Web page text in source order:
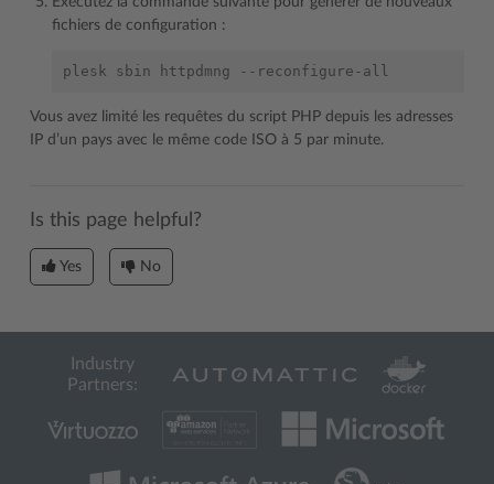
fichiers de configuration :
Vous avez limité les requêtes du script PHP depuis les adresses
IP d’un pays avec le même code ISO à 5 par minute.
Is this page helpful?
Yes No
Industry
Partners: